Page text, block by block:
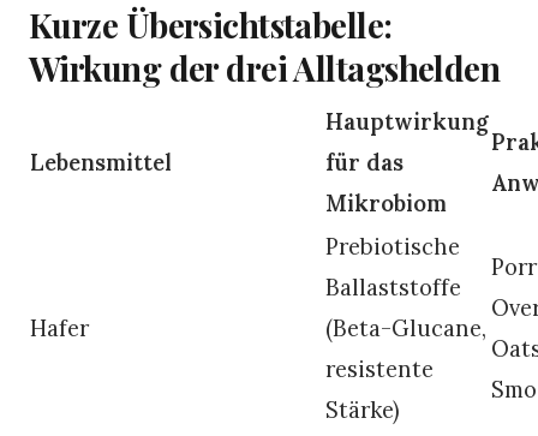
Kurze Übersichtstabelle:
Wirkung der drei Alltagshelden
Lebensmittel
Hauptwirkung
für das
Mikrobiom
Hafer
Prebiotische
Ballaststoffe
(Beta-Glucane,
resistente
Stärke)